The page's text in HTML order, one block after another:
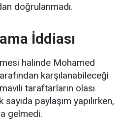
doğrulanmadı.
İddiası
halinde Mohamed
karşılanabileceği
taraftarların olası
paylaşım yapılırken,
gelmedi.